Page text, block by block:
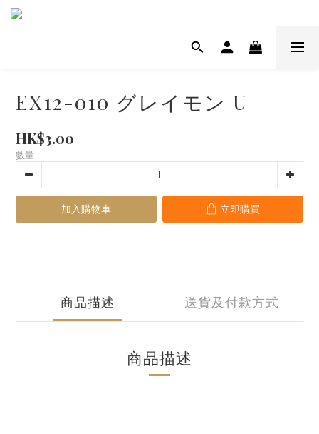
EX12-010 グレイモン U
HK$3.00
數量
加入購物車 立即購買
商品描述 送貨及付款方式
商品描述